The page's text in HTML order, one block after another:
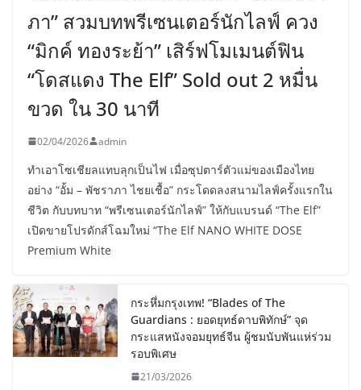
ภา” สวมบทพรีเซนเตอร์นักไลฟ์ ควง
“มิกค์ ทองระย้า” เสิร์ฟโมเมนต์ฟิน
“โดสแดง The Elf” Sold out 2 หมื่น
ขวด ใน 30 นาที
02/04/2026 admin
ทำเอาโซเชียลแทบลุกเป็นไฟ เมื่อซุปตาร์ตัวแม่ของเมืองไทย
อย่าง “อั้ม – พัชราภา ไชยเชื้อ” กระโดดลงสนามไลฟ์ครั้งแรกใน
ชีวิต กับบทบาท “พรีเซนเตอร์นักไลฟ์” ให้กับแบรนด์ “The Elf”
เปิดขายโปรดักส์โฉมใหม่ “The Elf NANO WHITE DOSE
Premium White
กระหึ่มกรุงเทพ! “Blades of The
Guardians : ยอดยุทธ์ดาบพิทักษ์” จุด
กระแสหนังจอมยุทธ์จีน ผู้ชมนับพันแห่ร่วม
รอบพิเศษ
21/03/2026